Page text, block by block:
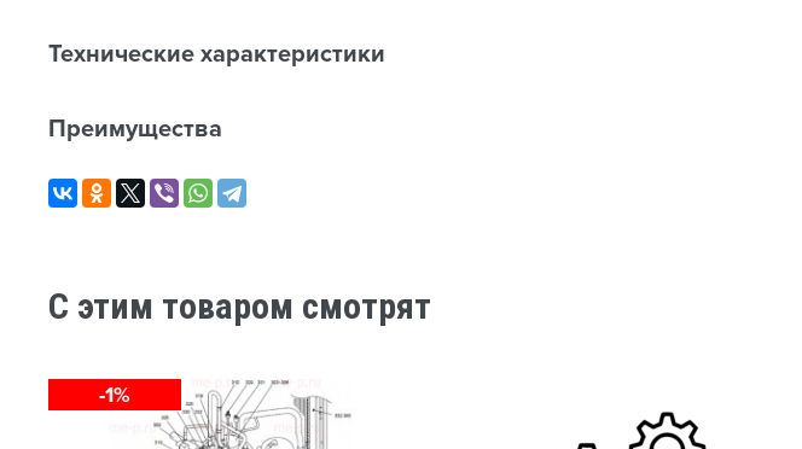
Технические характеристики
Преимущества
C этим товаром смотрят
-1%